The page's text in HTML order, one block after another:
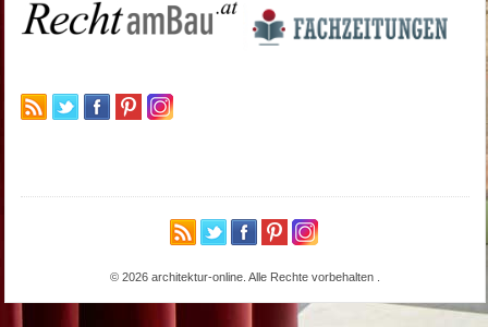
© 2026 architektur-online. Alle Rechte vorbehalten .